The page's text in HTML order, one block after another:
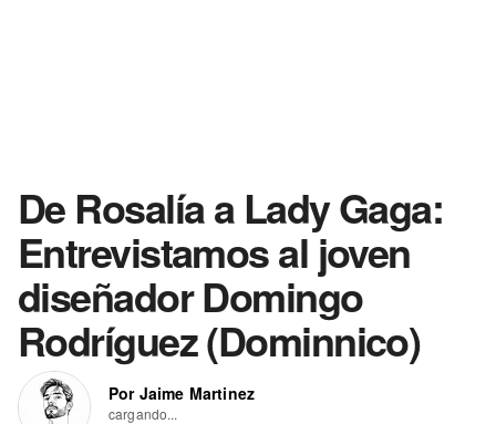
De Rosalía a Lady Gaga:
Entrevistamos al joven
diseñador Domingo
Rodríguez (Dominnico)
Por Jaime Martinez
cargando...